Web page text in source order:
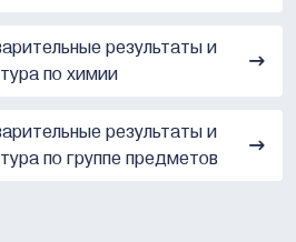
результаты и
по химии
результаты и
по группе предметов